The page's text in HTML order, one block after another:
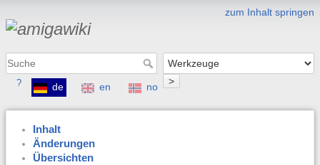
zum Inhalt springen
>
? de en no
Inhalt
Änderungen
Übersichten